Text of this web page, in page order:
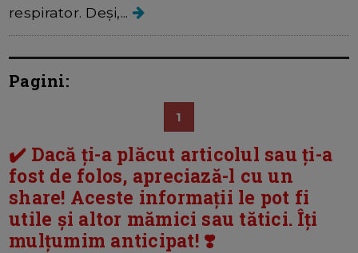
respirator. Deși,...
Pagini:
1
✔️ Dacă ți-a plăcut articolul sau ți-a
fost de folos, apreciază-l cu un
share! Aceste informații le pot fi
utile și altor mămici sau tătici. Îți
mulțumim anticipat! ❣️